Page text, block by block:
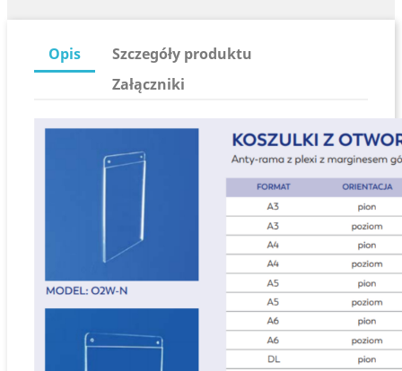
Opis
Szczegóły produktu
Załączniki